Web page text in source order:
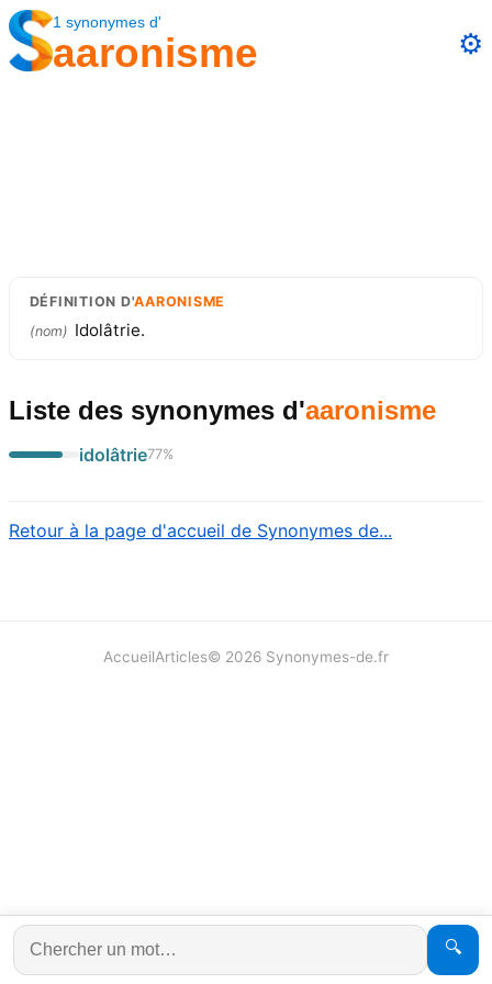
1 synonymes d'
aaronisme ⚙️
DÉFINITION D'AARONISME
(nom) Idolâtrie.
Liste des synonymes d'aaronisme
idolâtrie77%
Retour à la page d'accueil de Synonymes de...
🔍
AccueilArticles© 2026 Synonymes-de.fr